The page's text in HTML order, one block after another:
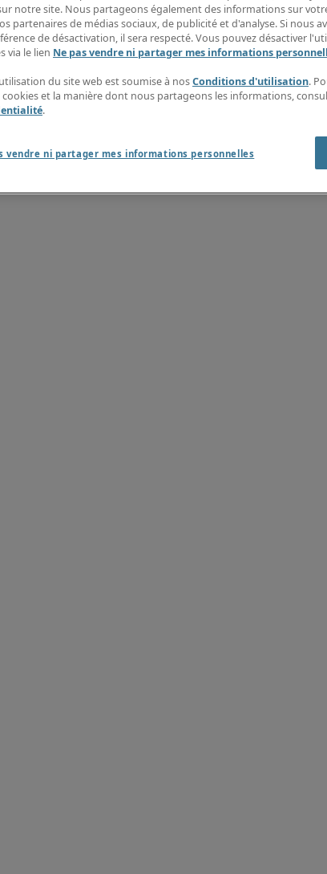
optimalisatie van processen en efficiënties binnen de
of bent gelijkwaardig door ervaring.</li><li>Je hebt 4
en operationele processen.</li><li>Je bent
bent analytisch sterk, assertief en neemt graag
ook uitstekend in teamverband.</li></
onderneming.</li><li>Een uitdagende functie met
voordelen:</li><ul><li>Bedrijfswagen met tank- of
li><li>IPhone met abonnement;</li><li>32
en dynamische organisatie.</li></
BV verwerken de gegevens van sollicitanten die
<a href="https://www.roberthalf.com/be/nl/privacy">https://
notre site. Nous partageons également des informations sur
partenaires de médias sociaux, de publicité et d'analyse. Si nous
de désactivation, il sera respecté. Vous pouvez désactiver
via le lien Ne pas vendre ni partager mes informations
du site web est soumise à nosConditions d'utilisation.
cookies et la manière dont nous partageons les informations,
.
vendre ni partager mes informations personnelles